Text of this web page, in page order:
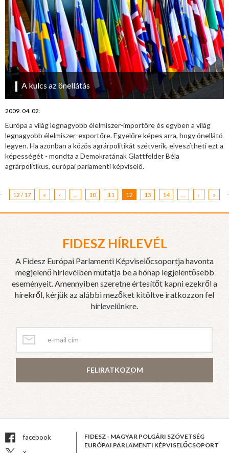
A kulcs az önellátás
2009. 04. 02.
Európa a világ legnagyobb élelmiszer-importőre és egyben a világ
legnagyobb élelmiszer-exportőre. Egyelőre képes arra, hogy önellátó
legyen. Ha azonban a közös agrárpolitikát szétverik, elveszítheti ezt a
képességét - mondta a Demokratának Glattfelder Béla
agrárpolitikus, európai parlamenti képviselő.
12 / 17 « ‹ 10 11 12 13 14 › »
FIDESZ HÍRLEVÉL
A Fidesz Európai Parlamenti Képviselőcsoportja havonta
megjelenő hírlevélben mutatja be a hónap legjelentősebb
eseményeit. Amennyiben szeretne értesítőt kapni ezekről a
hírekről, kérjük az alábbi mezőket kitöltve iratkozzon fel
hírlevelünkre.
FELIRATKOZOM
facebook
FIDESZ - MAGYAR POLGÁRI SZÖVETSÉG
EURÓPAI PARLAMENTI KÉPVISELŐCSOPORT